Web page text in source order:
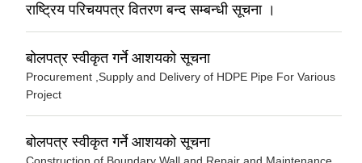
राष्ट्रिय परिचयपत्र वितरण बन्द सम्बन्धी सूचना ।
बोलपत्र स्वीकृत गर्ने आशयको सूचना
Procurement ,Supply and Delivery of HDPE Pipe For Various
Project
बोलपत्र स्वीकृत गर्ने आशयको सूचना
Construction of Boundary Wall and Repair and Maintenance